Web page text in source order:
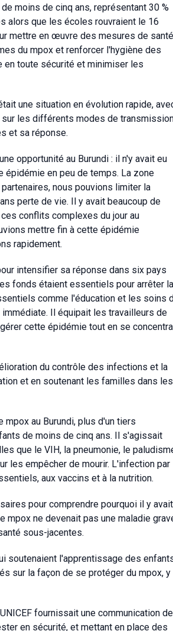
moins de cinq ans, représentant 30 %
alors que les écoles rouvraient le 16
mettre en œuvre des mesures de santé
du mpox et renforcer l'hygiène des
en toute sécurité et minimiser les
une situation en évolution rapide,
les différents modes de
et sa réponse.
opportunité au Burundi : il n'y avait eu
épidémie en peu de temps. La zone
nous pouvions limiter la
perte de vie. Il y avait beaucoup de
conflits complexes du jour au
mettre fin à cette épidémie
rapidement.
intensifier sa réponse dans six pays
fonds étaient essentiels pour arrêter la
comme l'éducation et les soins
Il équipait les travailleurs de
cette épidémie tout en se
du contrôle des infections et la
et en soutenant les familles dans les
mpox au Burundi, plus d'un tiers
de moins de cinq ans. Il s'agissait
que le VIH, la pneumonie, le
les empêcher de mourir. L'infection par
aux vaccins et à la nutrition.
pour comprendre pourquoi il y avait
mpox ne devenait pas une maladie
sous-jacentes.
soutenaient l'apprentissage des
sur la façon de se protéger du mpox, y
fournissait une communication
en sécurité, et mettant en place des